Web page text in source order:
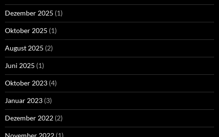
Dezember 2025 (1)
Oktober 2025 (1)
August 2025 (2)
Juni 2025 (1)
Oktober 2023 (4)
Januar 2023 (3)
Dezember 2022 (2)
November 2022 (1)